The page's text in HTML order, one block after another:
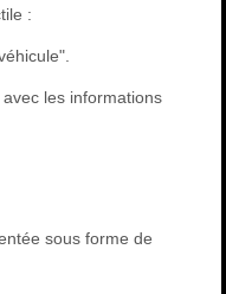
:
les informations
sous forme de